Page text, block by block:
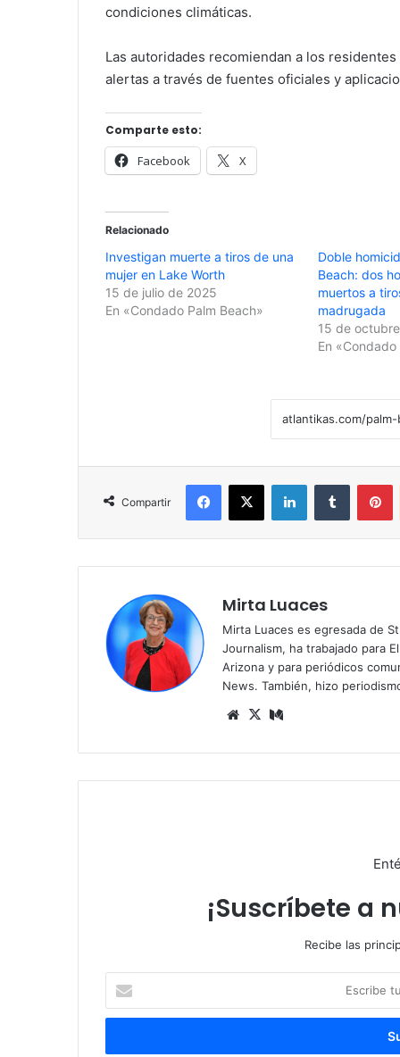
condiciones climáticas.
Las autoridades recomiendan a los
alertas a través de fuentes oficiales y
Comparte esto:
Facebook X
Relacionado
Investigan muerte a tiros de una
mujer en Lake Worth
15 de julio de 2025
En «Condado Palm Beach»
Doble
Beach: dos
muertos a
madrugada
15 de
En
Compartir
Mirta Luaces
Mirta Luaces es egresada de
Journalism, ha trabajado para
Arizona y para periódicos
News. También, hizo
Siti
we
b
X
m
¡Suscríbete a
Recibe las
c